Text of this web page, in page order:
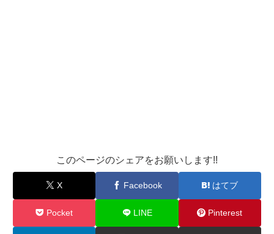
このページのシェアをお願いします!!
X Facebook はてブ
Pocket LINE Pinterest